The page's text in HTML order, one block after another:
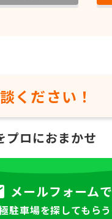
ください！
プロにおまかせ
メールフォームで
駐車場を探してもらう